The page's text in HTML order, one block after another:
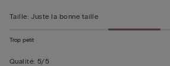
Taille: Juste la bonne taille
Trop petit
Qualité: 5/5